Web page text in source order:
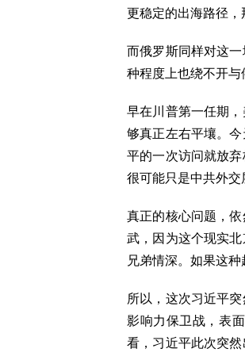
更稳定的出海路径
而俄罗斯同样对这
种程度上也绕不开
早在川普第一任期
够真正左右平壤。
平的一次访问就放
很可能只是中共外
真正的核心问题，
武，因为这个现实
兄弟情深。如果这
所以，这次习近平
影响力保卫战，表
看，习近平此次突